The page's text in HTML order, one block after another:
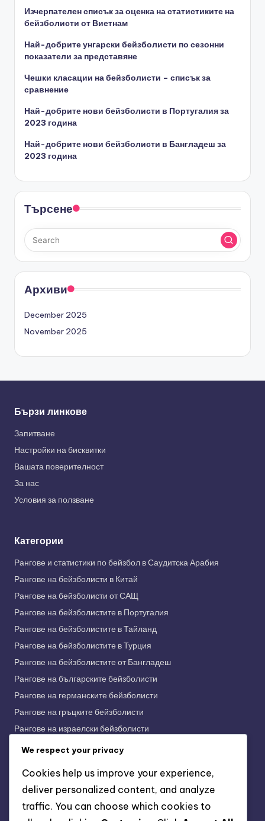
Изчерпателен списък за оценка на статистиките на
бейзболисти от Виетнам
Най-добрите унгарски бейзболисти по сезонни
показатели за представяне
Чешки класации на бейзболисти – списък за
сравнение
Най-добрите нови бейзболисти в Португалия за
2023 година
Най-добрите нови бейзболисти в Бангладеш за
2023 година
Търсене
Архиви
December 2025
November 2025
Бързи линкове
Запитване
Настройки на бисквитки
Вашата поверителност
За нас
Условия за ползване
Категории
Рангове и статистики по бейзбол в Саудитска Арабия
Рангове на бейзболисти в Китай
Рангове на бейзболисти от САЩ
Рангове на бейзболистите в Португалия
Рангове на бейзболистите в Тайланд
Рангове на бейзболистите в Турция
Рангове на бейзболистите от Бангладеш
Рангове на българските бейзболисти
Рангове на германските бейзболисти
Рангове на гръцките бейзболисти
Рангове на израелски бейзболисти
Рангове на индийските бейзболисти
Рангове на испанските бейзболисти
Рангове на италианските бейзболисти
Рангове на корейските бейзболисти
We respect your privacy
Cookies help us improve your experience,
deliver personalized content, and analyze
traffic. You can choose which cookies to